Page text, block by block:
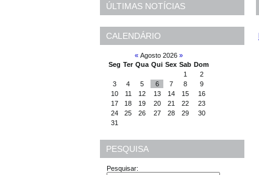
ÚLTIMAS NOTÍCIAS
CALENDÁRIO
« Agosto 2026 »
Seg Ter Qua Qui Sex Sab Dom
1
2
3
4 5 6 7 8
9
10
11 12 13 14 15
16
17
18 19 20 21 22
23
24
25 26 27 28 29
30
31
PESQUISA
Pesquisar: